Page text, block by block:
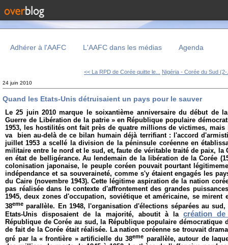
Adhérer à l'AAFC L'AAFC dans les médias Agenda
<< La RPD de Corée quitte le... Nigéria - Corée du Sud (2-
24 juin 2010
Quand les Etats-Unis détruisaient un pays pour le sauver
Le 25 juin 2010 marque le soixantième anniversaire du début de
Guerre de Libération de la patrie » en République populaire
1953, les hostilités ont fait près de quatre millions de victimes, mais
va bien au-delà de ce bilan humain déjà terrifiant : l 'accord
juillet 1953 a scellé la division de la péninsule coréenne en
militaire entre le nord et le sud, et, faute de véritable traité de paix, la
en état de belligérance. Au lendemain de la libération de la Corée
colonisation japonaise, le peuple coréen pouvait pourtant
indépendance et sa souveraineté, comme s'y étaient engagés les
du Caire (novembre 1943). Cette légitime aspiration de la nation
pas réalisée dans le contexte d'affrontement des grandes
1945, deux zones d'occupation, soviétique et américaine, se mirent
38eme parallèle. En 1948, l'organisation d'élections séparées au
Etats-Unis disposaient de la majorité, aboutit à lacréation
République de Corée au sud, la République populaire démocratique
de fait de la Corée était réalisée. La nation coréenne se trouvait
gré par la « frontière » artificielle du 38eme parallèle, autour de